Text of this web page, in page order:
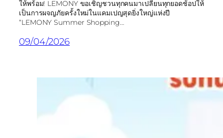
ให้พร้อม! LEMONY ขอเชิญชวนทุกคนมาเปลี่ยนทุกยอดช้อปให้
เป็นการผจญภัยครั้งใหม่ในแคมเปญสุดยิ่งใหญ่แห่งปี
“LEMONY Summer Shopping…
09/04/2026